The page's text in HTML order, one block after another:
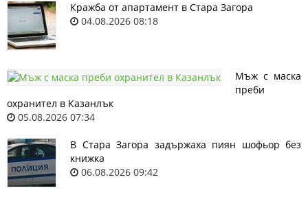
Кражба от апартамент в Стара Загора
04.08.2026 08:18
Мъж с маска
преби
охранител в Казанлък
05.08.2026 07:34
В Стара Загора задържаха пиян шофьор без
книжка
06.08.2026 09:42